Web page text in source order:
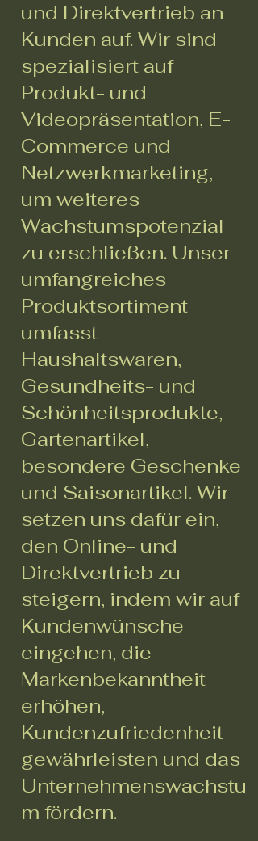
und Direktvertrieb an
Kunden auf. Wir sind
spezialisiert auf
Produkt- und
Videopräsentation, E-
Commerce und
Netzwerkmarketing,
um weiteres
Wachstumspotenzial
zu erschließen. Unser
umfangreiches
Produktsortiment
umfasst
Haushaltswaren,
Gesundheits- und
Schönheitsprodukte,
Gartenartikel,
besondere Geschenke
und Saisonartikel. Wir
setzen uns dafür ein,
den Online- und
Direktvertrieb zu
steigern, indem wir auf
Kundenwünsche
eingehen, die
Markenbekanntheit
erhöhen,
Kundenzufriedenheit
gewährleisten und das
Unternehmenswachstu
m fördern.